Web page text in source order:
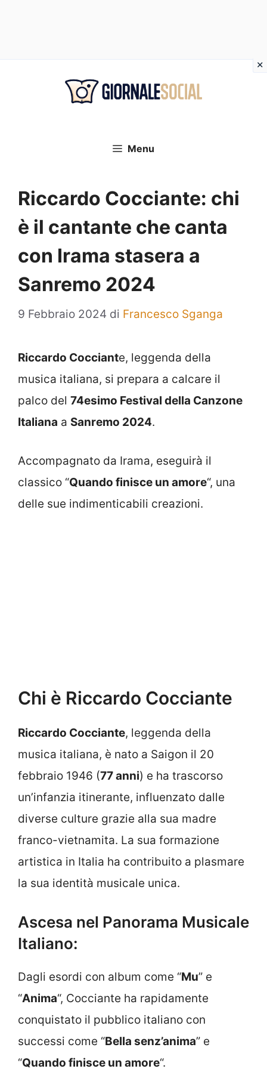
Menu
Riccardo Cocciante: chi
è il cantante che canta
con Irama stasera a
Sanremo 2024
9 Febbraio 2024 di Francesco Sganga
Riccardo Cocciante, leggenda della
musica italiana, si prepara a calcare il
palco del 74esimo Festival della Canzone
Italiana a Sanremo 2024.
Accompagnato da Irama, eseguirà il
classico “Quando finisce un amore“, una
delle sue indimenticabili creazioni.
Chi è Riccardo Cocciante
Riccardo Cocciante, leggenda della
musica italiana, è nato a Saigon il 20
febbraio 1946 (77 anni) e ha trascorso
un’infanzia itinerante, influenzato dalle
diverse culture grazie alla sua madre
franco-vietnamita. La sua formazione
artistica in Italia ha contribuito a plasmare
la sua identità musicale unica.
Ascesa nel Panorama Musicale
Italiano:
Dagli esordi con album come “Mu” e
“Anima“, Cocciante ha rapidamente
conquistato il pubblico italiano con
successi come “Bella senz’anima” e
“Quando finisce un amore“.